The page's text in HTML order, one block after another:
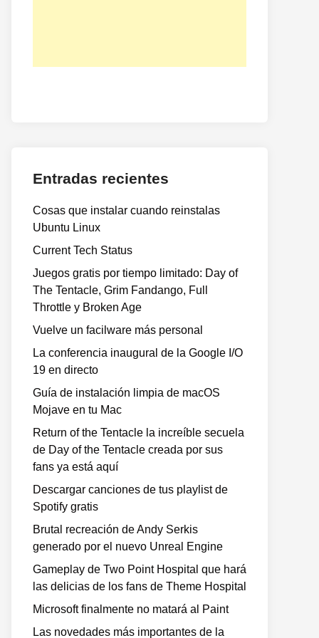
Entradas recientes
Cosas que instalar cuando reinstalas
Ubuntu Linux
Current Tech Status
Juegos gratis por tiempo limitado: Day of
The Tentacle, Grim Fandango, Full
Throttle y Broken Age
Vuelve un facilware más personal
La conferencia inaugural de la Google I/O
19 en directo
Guía de instalación limpia de macOS
Mojave en tu Mac
Return of the Tentacle la increíble secuela
de Day of the Tentacle creada por sus
fans ya está aquí
Descargar canciones de tus playlist de
Spotify gratis
Brutal recreación de Andy Serkis
generado por el nuevo Unreal Engine
Gameplay de Two Point Hospital que hará
las delicias de los fans de Theme Hospital
Microsoft finalmente no matará al Paint
Las novedades más importantes de la